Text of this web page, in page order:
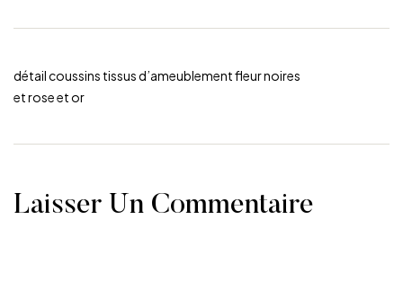
détail coussins tissus d’ameublement fleur noires
et rose et or
Laisser Un Commentaire